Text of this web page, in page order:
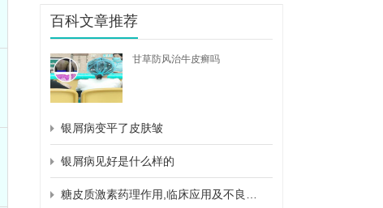
百科文章推荐
甘草防风治牛皮癣吗
银屑病变平了皮肤皱
银屑病见好是什么样的